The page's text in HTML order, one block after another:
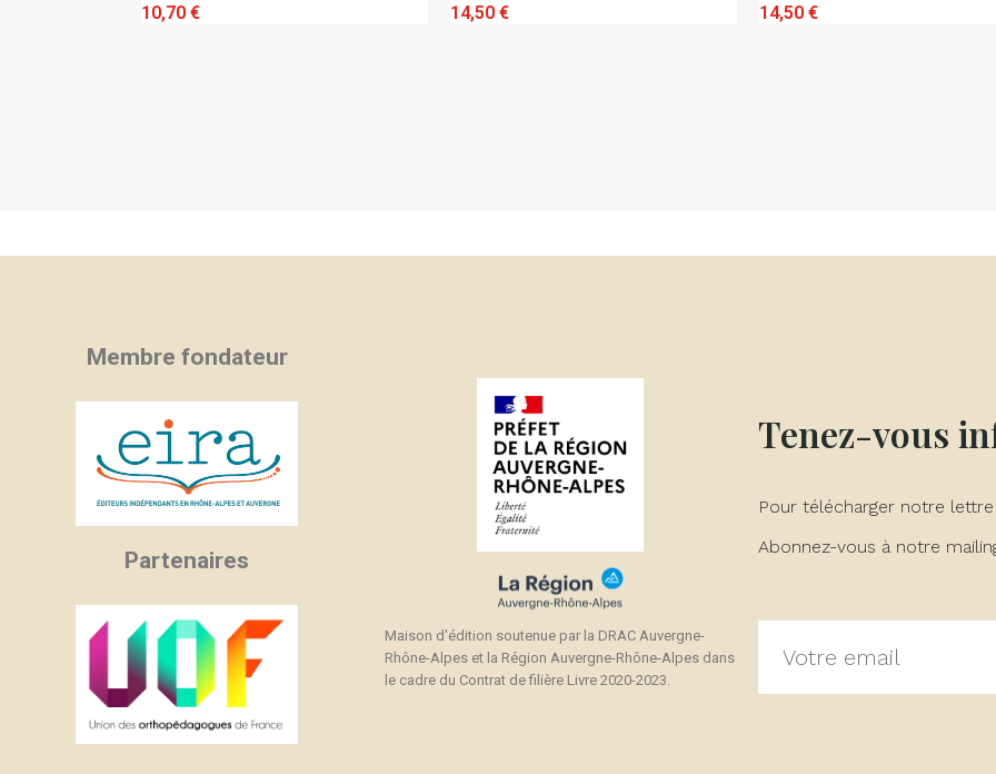
10,70 € 14,50 € 14,50 €
Membre fondateur
Partenaires
Maison d'édition soutenue par la DRAC Auvergne-
Rhône-Alpes et la Région Auvergne-Rhône-Alpes dans
le cadre du Contrat de filière Livre 2020-2023.
Tenez-vous
Pour télécharger notre
Abonnez-vous à notre